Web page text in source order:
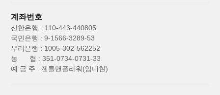
계좌번호
신한은행 : 110-443-440805
국민은행 : 9-1566-3289-53
우리은행 : 1005-302-562252
농 협 : 351-0734-0731-33
예 금 주 : 젠틀맨플라워(임대현)